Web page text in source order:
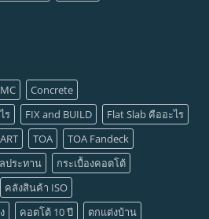
Concrete
ร
FIX and BUILD
Flat Slab คืออะไร
TOA
TOA Fandeck
ประทาน
กระเบื้องคอตโต้
คลังสินค้า ISO
คอตโต้ 10 ปี ตกแต่งบ้าน